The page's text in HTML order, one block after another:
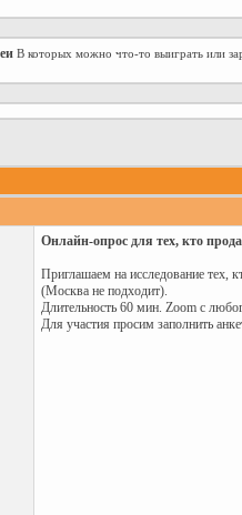
В которых можно что-то выиграть или
Онлайн-опрос для тех, кто
Приглашаем на исследование
(Москва не подходит).
Длительность 60 мин. Zoom с
Для участия просим заполнить